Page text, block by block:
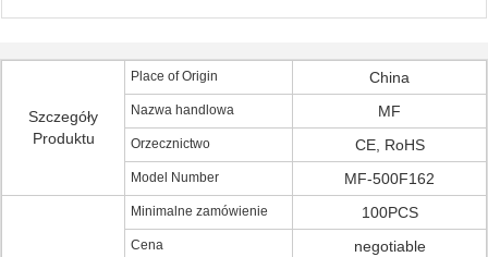
Szczegóły
Produktu
Place of Origin China
Nazwa handlowa MF
Orzecznictwo CE, RoHS
Model Number MF-500F162
Minimalne zamówienie 100PCS
Cena negotiable